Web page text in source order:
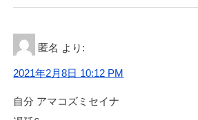
匿名 より:
2021年2月8日 10:12 PM
自分 アマコズミセイナ